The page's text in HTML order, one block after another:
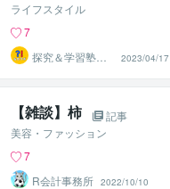
ライフスタイル
7
探究＆学習塾｜
なぜラボ
2023/04/17
【雑談】柿
記事
美容・ファッション
7
R会計事務所 2022/10/10